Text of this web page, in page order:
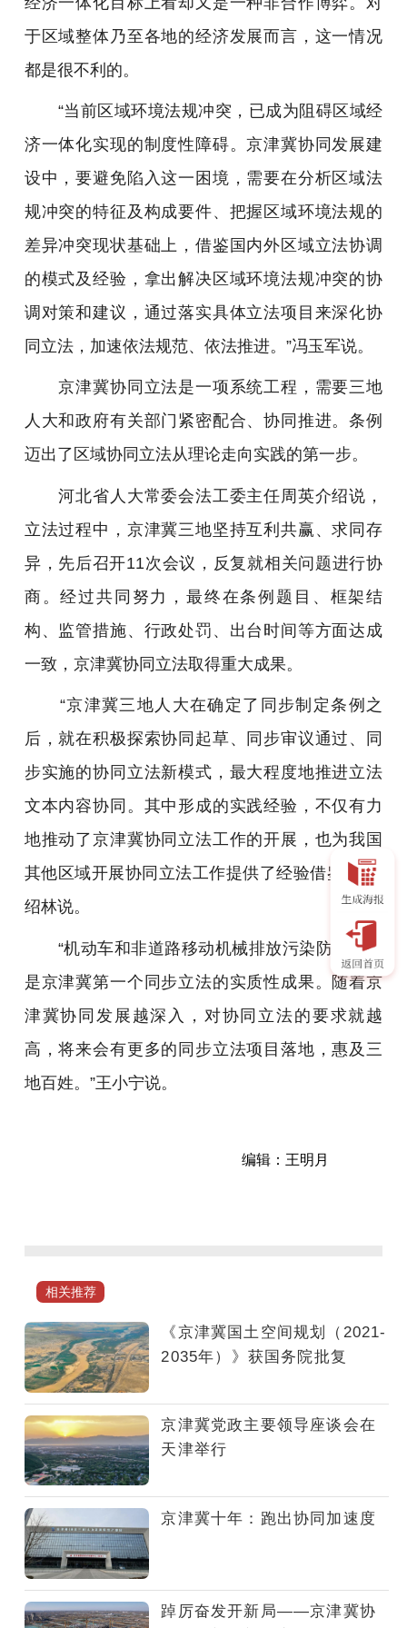
于区域整体乃至各地的经济发展而言，这一情况
都是很不利的。
“当前区域环境法规冲突，已成为阻碍区域经
济一体化实现的制度性障碍。京津冀协同发展建
设中，要避免陷入这一困境，需要在分析区域法
规冲突的特征及构成要件、把握区域环境法规的
差异冲突现状基础上，借鉴国内外区域立法协调
的模式及经验，拿出解决区域环境法规冲突的协
调对策和建议，通过落实具体立法项目来深化协
同立法，加速依法规范、依法推进。”冯玉军说。
京津冀协同立法是一项系统工程，需要三地
人大和政府有关部门紧密配合、协同推进。条例
迈出了区域协同立法从理论走向实践的第一步。
河北省人大常委会法工委主任周英介绍说，
立法过程中，京津冀三地坚持互利共赢、求同存
异，先后召开11次会议，反复就相关问题进行协
商。经过共同努力，最终在条例题目、框架结
构、监管措施、行政处罚、出台时间等方面达成
一致，京津冀协同立法取得重大成果。
“京津冀三地人大在确定了同步制定条例之
后，就在积极探索协同起草、同步审议通过、同
步实施的协同立法新模式，最大程度地推进立法
文本内容协同。其中形成的实践经验，不仅有力
地推动了京津冀协同立法工作的开展，也为我国
其他区域开展协同立法工作提供了经验借鉴。”高
绍林说。
“机动车和非道路移动机械排放污染防治条例
是京津冀第一个同步立法的实质性成果。随着京
津冀协同发展越深入，对协同立法的要求就越
高，将来会有更多的同步立法项目落地，惠及三
地百姓。”王小宁说。
编辑：王明月
同
展
必
须
寻
求
法
治
一
体
化，
这
是
京
津
相关推荐
《京津冀国土空间规划（2021-
2035年）》获国务院批复
京津冀党政主要领导座谈会在
天津举行
京津冀十年：跑出协同加速度
踔厉奋发开新局——京津冀协